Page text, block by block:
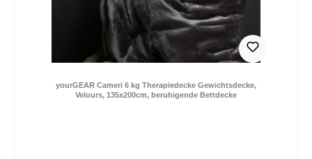
yourGEAR Cameri 6 kg Therapiedecke Gewichtsdecke,
Velours, 135x200cm, beruhigende Bettdecke